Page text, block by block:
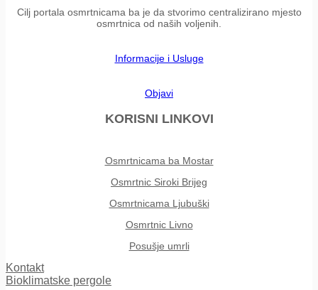
Cilj portala osmrtnicama ba je da stvorimo centralizirano mjesto
osmrtnica od naših voljenih.
Informacije i Usluge
Objavi
KORISNI LINKOVI
Osmrtnicama ba Mostar
Osmrtnic Siroki Brijeg
Osmrtnicama Ljubuški
Osmrtnic Livno
Posušje umrli
Kontakt
Bioklimatske pergole